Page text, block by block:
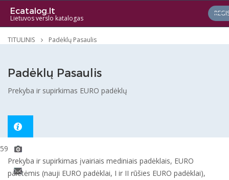
Ecatalog.lt
Lietuvos verslo katalogas
TITULINIS Padėklų Pasaulis
Padėklų Pasaulis
Prekyba ir supirkimas EURO padėklų
5991
Prekyba ir supirkimas įvairiais mediniais padėklais, EURO
paletėmis (nauji EURO padėklai, I ir II rūšies EURO padėklai),